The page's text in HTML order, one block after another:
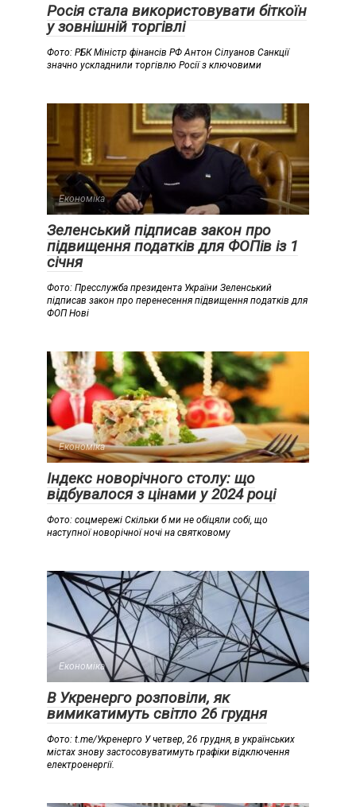
Росія стала використовувати біткоїн
у зовнішній торгівлі
Фото: РБК Міністр фінансів РФ Антон Сілуанов Санкції
значно ускладнили торгівлю Росії з ключовими
Економіка
Зеленський підписав закон про
підвищення податків для ФОПів із 1
січня
Фото: Пресслужба президента України Зеленський
підписав закон про перенесення підвищення податків для
ФОП Нові
Економіка
Індекс новорічного столу: що
відбувалося з цінами у 2024 році
Фото: соцмережі Скільки б ми не обіцяли собі, що
наступної новорічної ночі на святковому
Економіка
В Укренерго розповіли, як
вимикатимуть світло 26 грудня
Фото: t.me/Укренерго У четвер, 26 грудня, в українських
містах знову застосовуватимуть графіки відключення
електроенергії.